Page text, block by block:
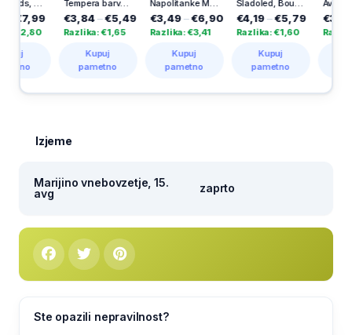
Tempera barva Target, 12 ml
€3,84– €5,49
Razlika: €1,65
pametno
Napolitanke Mignon, Manner (400 g)
€3,49–€6,90
Razlika: €3,41
pametno
Sladoled, Bounty, 6 x 39,1 g
€4,19–€5,79
Razlika: €1,60
pametno
Avto osvežilec Air Splah, vanilija, PowerAir
€3,69– €4,99
Razlika: €1,30
pametno
Izjeme
Marijino vnebovzetje, 15.
avg
zaprto
Ste opazili nepravilnost?